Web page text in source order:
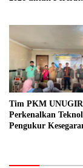
Tim PKM
Perkenalkan
Pengukur